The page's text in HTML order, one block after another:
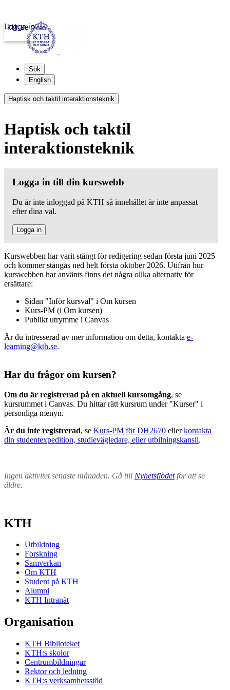
kth.se
Logga in
Sök
English
Haptisk och taktil interaktionsteknik
Haptisk och taktil
interaktionsteknik
Logga in till din kurswebb
Du är inte inloggad på KTH så innehållet är inte anpassat
efter dina val.
Logga in
Kurswebben har varit stängt för redigering sedan första juni 2025
och kommer stängas ned helt första oktober 2026. Utifrån hur
kurswebben har använts finns det några olika alternativ för
ersättare:
Sidan "Inför kursval" i Om kursen
Kurs-PM (i Om kursen)
Publikt utrymme i Canvas
Är du intresserad av mer information om detta, kontakta e-
learning@kth.se.
Har du frågor om kursen?
Om du är registrerad på en aktuell kursomgång, se
kursrummet i Canvas. Du hittar rätt kursrum under "Kurser" i
personliga menyn.
Är du inte registrerad, se Kurs-PM för DH2670 ellerkontakta
din studentexpedition, studievägledare, eller utbilningskansli.
Ingen aktivitet senaste månaden. Gå till Nyhetsflödetför att se
äldre.
KTH
Utbildning
Forskning
Samverkan
Om KTH
Student på KTH
Alumni
KTH Intranät
Organisation
KTH Biblioteket
KTH:s skolor
Centrumbildningar
Rektor och ledning
KTH:s verksamhetsstöd